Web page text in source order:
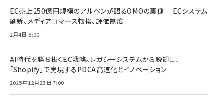
EC売上250億円規模のアルペンが語るOMOの裏側 ―ECシステム
刷新、メディアコマース転換、評価制度
2月4日 8:00
AI時代を勝ち抜くEC戦略。レガシーシステムから脱却し、
「Shopify」で実現するPDCA高速化とイノベーション
2025年12月23日 7:00